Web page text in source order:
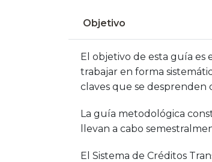
Objetivo
El objetivo de esta guía es
trabajar en forma
claves que se desprenden
La guía metodológica
llevan a cabo
El Sistema de Créditos